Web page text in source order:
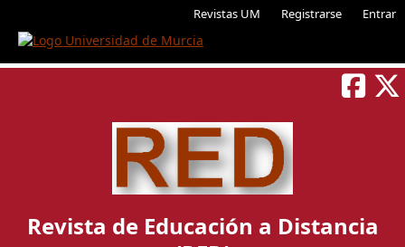
Revistas UM Registrarse Entrar
Revista de Educación a Distancia